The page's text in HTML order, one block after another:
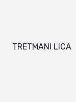
TRETMANI LICA